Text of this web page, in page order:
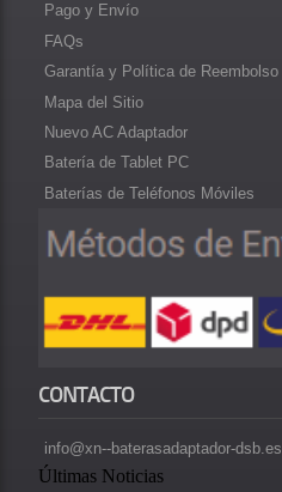
Pago y Envío
FAQs
Garantía y Política de Reembolso
Mapa del Sitio
Nuevo AC Adaptador
Batería de Tablet PC
Baterías de Teléfonos Móviles
CONTACTO
info@xn--baterasadaptador-dsb.es
Últimas Noticias